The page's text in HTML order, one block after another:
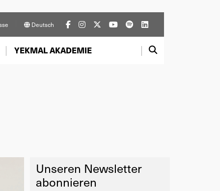
Deutsch
YEKMAL AKADEMIE
Unseren Newsletter
abonnieren